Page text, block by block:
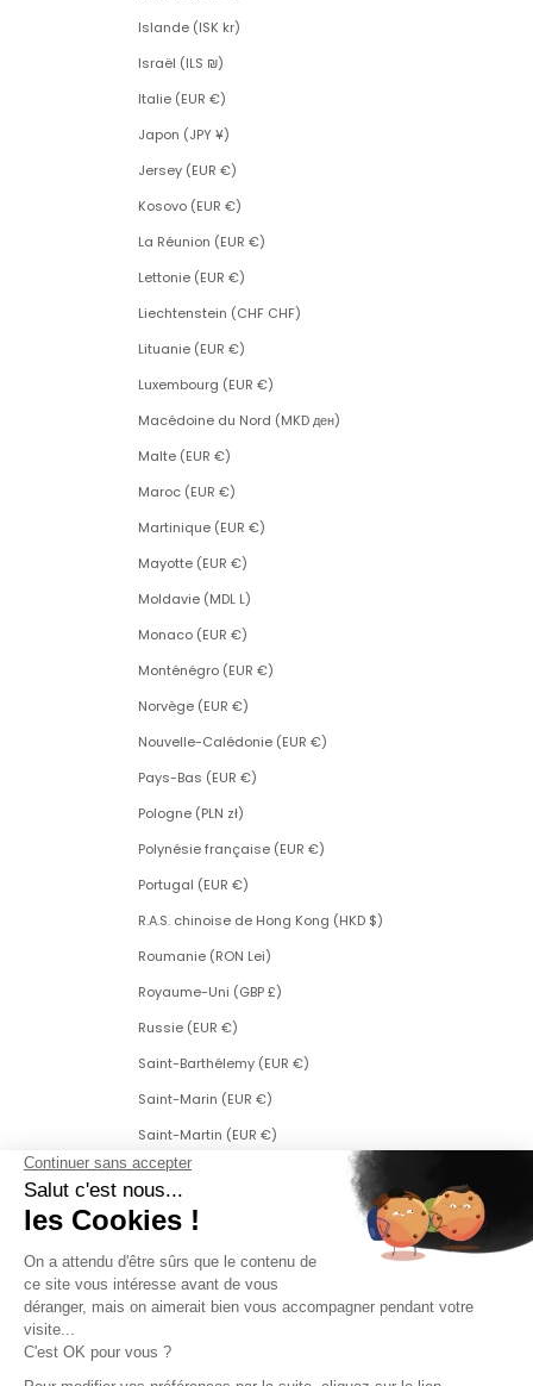
Islande (ISK kr)
Israël (ILS ₪)
Italie (EUR €)
Japon (JPY ¥)
Jersey (EUR €)
Kosovo (EUR €)
La Réunion (EUR €)
Lettonie (EUR €)
Liechtenstein (CHF CHF)
Lituanie (EUR €)
Luxembourg (EUR €)
Macédoine du Nord (MKD ден)
Malte (EUR €)
Maroc (EUR €)
Martinique (EUR €)
Mayotte (EUR €)
Moldavie (MDL L)
Monaco (EUR €)
Monténégro (EUR €)
Norvège (EUR €)
Nouvelle-Calédonie (EUR €)
Pays-Bas (EUR €)
Pologne (PLN zł)
Polynésie française (EUR €)
Portugal (EUR €)
R.A.S. chinoise de Hong Kong (HKD $)
Roumanie (RON Lei)
Royaume-Uni (GBP £)
Russie (EUR €)
Saint-Barthélemy (EUR €)
Saint-Marin (EUR €)
Saint-Martin (EUR €)
Saint-Martin (partie néerlandaise) (ANG ƒ)
Saint-Pierre-et-Miquelon (EUR €)
Singapour (SGD $)
Slovaquie (EUR €)
Slovénie (EUR €)